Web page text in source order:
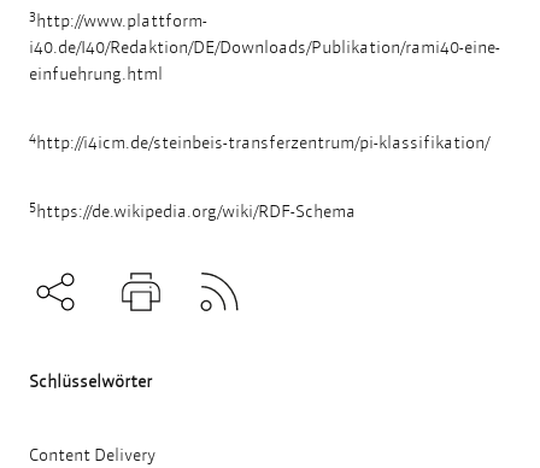
3http://www.plattform-
i40.de/I40/Redaktion/DE/Downloads/Publikation/rami40-eine-
einfuehrung.html
4http://i4icm.de/steinbeis-transferzentrum/pi-klassifikation/
5https://de.wikipedia.org/wiki/RDF-Schema
Schlüsselwörter
Content Delivery